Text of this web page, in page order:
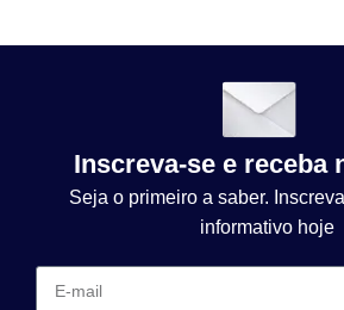
Inscreva-se e receba
Seja o primeiro a saber.
informativo hoje